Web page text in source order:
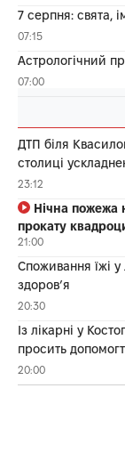
7 серпня: свята,
07:15
Астрологічний
07:00
ДТП біля
столиці
23:12
Нічна пожежа
прокату
21:00
Споживання їжі
здоров’я
20:30
Із лікарні у
просить
20:00